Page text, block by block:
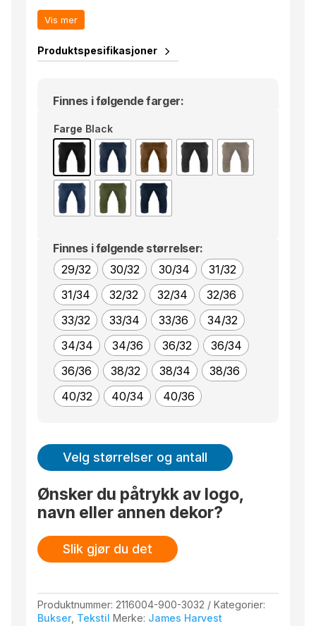
buksen vender tilbake til sin orginale passform
etter vask.
Enzymbehandlet og forkrympet.
YKK glidelås. Kommer i åtte farger!
Vis mer
Produktspesifikasjoner
Finnes i følgende farger:
Farge Black
Finnes i følgende størrelser:
29/32
30/32 30/34
31/32
31/34
32/32 32/34
32/36
33/32
33/34 33/36
34/32
34/34
34/36 36/32
36/34
36/36
38/32 38/34
38/36
40/32
40/34 40/36
Velg størrelser og antall
Ønsker du påtrykk av logo,
navn eller annen dekor?
Slik gjør du det
Produktnummer: 2116004-900-3032
Kategorier:
Bukser, Tekstil Merke: James Harvest